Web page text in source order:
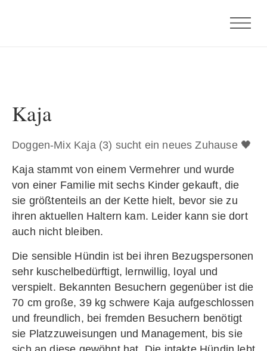
Kaja
Doggen-Mix Kaja (3) sucht ein neues Zuhause 🖤
Kaja stammt von einem Vermehrer und wurde
von einer Familie mit sechs Kinder gekauft, die
sie größtenteils an der Kette hielt, bevor sie zu
ihren aktuellen Haltern kam. Leider kann sie dort
auch nicht bleiben.
Die sensible Hündin ist bei ihren Bezugspersonen
sehr kuschelbedürftigt, lernwillig, loyal und
verspielt. Bekannten Besuchern gegenüber ist die
70 cm große, 39 kg schwere Kaja aufgeschlossen
und freundlich, bei fremden Besuchern benötigt
sie Platzzuweisungen und Management, bis sie